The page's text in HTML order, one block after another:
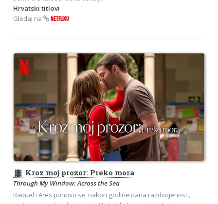
Hrvatski titlovi
Gledaj na
NETFLIXU
theaters Kroz moj prozor: Preko mora
Through My Window: Across the Sea
Raquel i Ares ponovo se, nakon godine dana razdvojenosti,